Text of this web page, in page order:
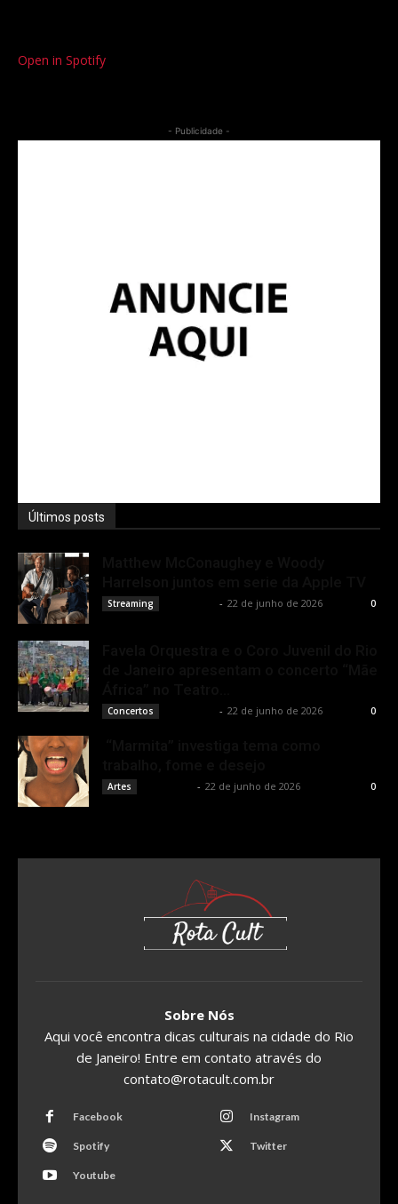
Open in Spotify
- Publicidade -
Últimos posts
Streaming - 22 de junho de 2026 0
Concertos - 22 de junho de 2026 0
Artes - 22 de junho de 2026 0
Sobre Nós
Aqui você encontra dicas culturais na cidade do Rio
de Janeiro! Entre em contato através do
contato@rotacult.com.br
Facebook Instagram
Spotify Twitter
Youtube